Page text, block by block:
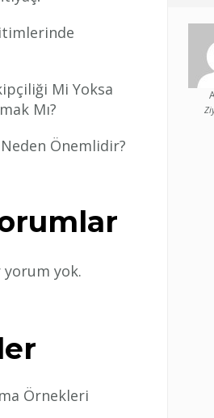
Mi Yoksa
Mı?
Önemlidir?
yok.
Örnekleri